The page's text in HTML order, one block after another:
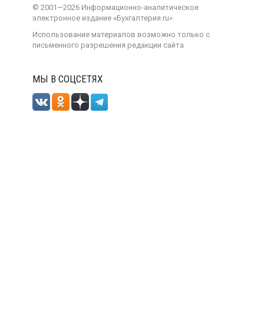
© 2001—2026 Информационно-аналитическое
электронное издание «Бухгалтерия.ru»
Использование материалов возможно только с
письменного разрешения редакции сайта
МЫ В СОЦСЕТЯХ